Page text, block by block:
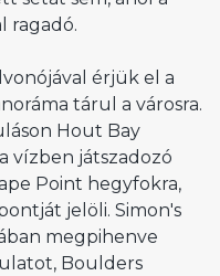
ragadó.
érjük el a
tárul a városra.
Hout Bay
vízben játszadozó
Point hegyfokra,
jelöli. Simon's
megpihenve
Boulders